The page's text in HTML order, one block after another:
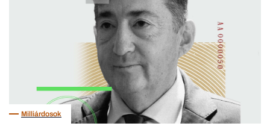
Milliárdosok